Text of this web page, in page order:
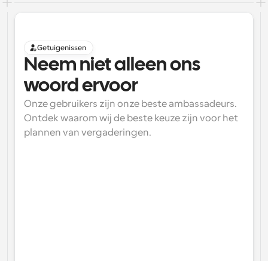
Getuigenissen
Neem niet alleen ons
woord ervoor
Onze gebruikers zijn onze beste ambassadeurs.
Ontdek waarom wij de beste keuze zijn voor het
plannen van vergaderingen.